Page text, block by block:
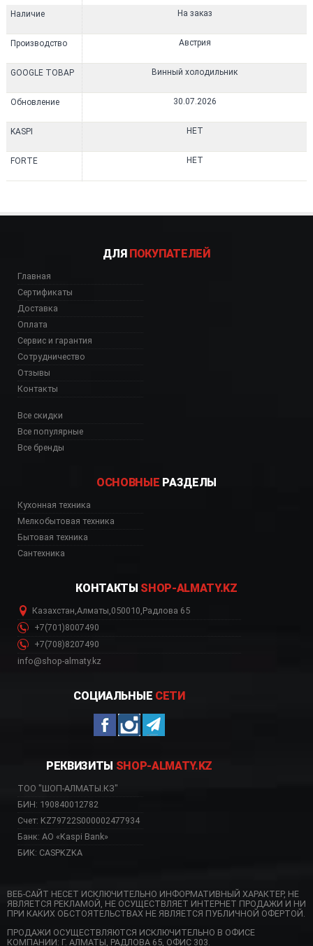
Наличие
Производство
GOOGLE ТОВАР
Обновление
KASPI
FORTE
На заказ
Австрия
Винный холодильник
30.07.2026
НЕТ
НЕТ
ДЛЯ ПОКУПАТЕЛЕЙ
Главная
Сертификаты
Доставка
Оплата
Сервис и гарантия
Сотрудничество
Отзывы
Контакты
Все скидки
Все популярные
Все бренды
ОСНОВНЫЕ РАЗДЕЛЫ
Кухонная техника
Мелкобытовая техника
Бытовая техника
Сантехника
КОНТАКТЫ SHOP-ALMATY.KZ
Казахстан,Алматы,050010,Радлова 65
+7(701)8007490
+7(708)8207490
info@shop-almaty.kz
СОЦИАЛЬНЫЕ СЕТИ
РЕКВИЗИТЫ SHOP-ALMATY.KZ
ТОО "ШОП-АЛМАТЫ.КЗ"
БИН: 190840012782
Счет: KZ79722S000002477934
Банк: АО «Kaspi Bank»
БИК: CASPKZKA
ВЕБ-САЙТ НЕСЕТ ИСКЛЮЧИТЕЛЬНО ИНФОРМАТИВНЫЙ ХАРАКТЕР, НЕ
ЯВЛЯЕТСЯ РЕКЛАМОЙ, НЕ ОСУЩЕСТВЛЯЕТ ИНТЕРНЕТ ПРОДАЖИ И НИ
ПРИ КАКИХ ОБСТОЯТЕЛЬСТВАХ НЕ ЯВЛЯЕТСЯ ПУБЛИЧНОЙ ОФЕРТОЙ.
ПРОДАЖИ ОСУЩЕСТВЛЯЮТСЯ ИСКЛЮЧИТЕЛЬНО В ОФИСЕ
КОМПАНИИ: Г. АЛМАТЫ, РАДЛОВА 65, ОФИС 303.